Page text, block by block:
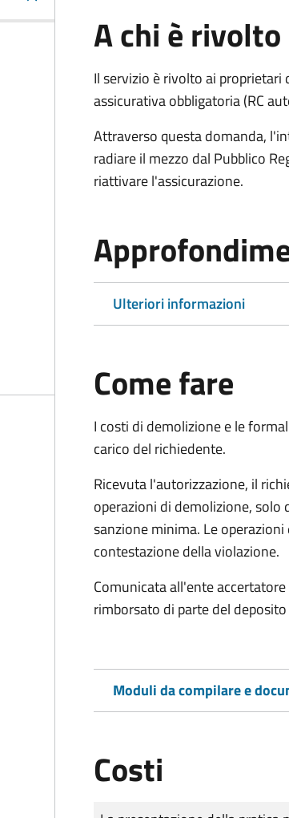
A chi è rivolto
Il servizio è rivolto ai proprietari
assicurativa obbligatoria (RC
Attraverso questa domanda,
radiare il mezzo dal Pubblico
riattivare l'assicurazione.
Ulteriori informazioni
Come fare
I costi di demolizione e le
carico del richiedente.
Ricevuta l'autorizzazione, il
operazioni di demolizione,
sanzione minima. Le
contestazione della violazione.
Comunicata all'ente
rimborsato di parte del
Moduli da compilare e
Costi
Tipo di pagamento
Importo